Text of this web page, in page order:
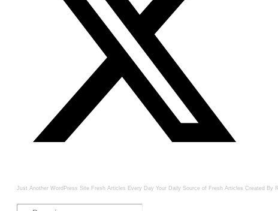
Just Another WordPress Site Fresh Articles Every Day Your Daily Source of Fresh Articles Created By